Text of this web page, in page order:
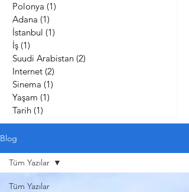
Polonya (1)
Adana (1)
İstanbul (1)
İş (1)
Suudi Arabistan (2)
Internet (2)
Sinema (1)
Yaşam (1)
Tarih (1)
Blog
Tüm Yazılar
Tüm Yazılar